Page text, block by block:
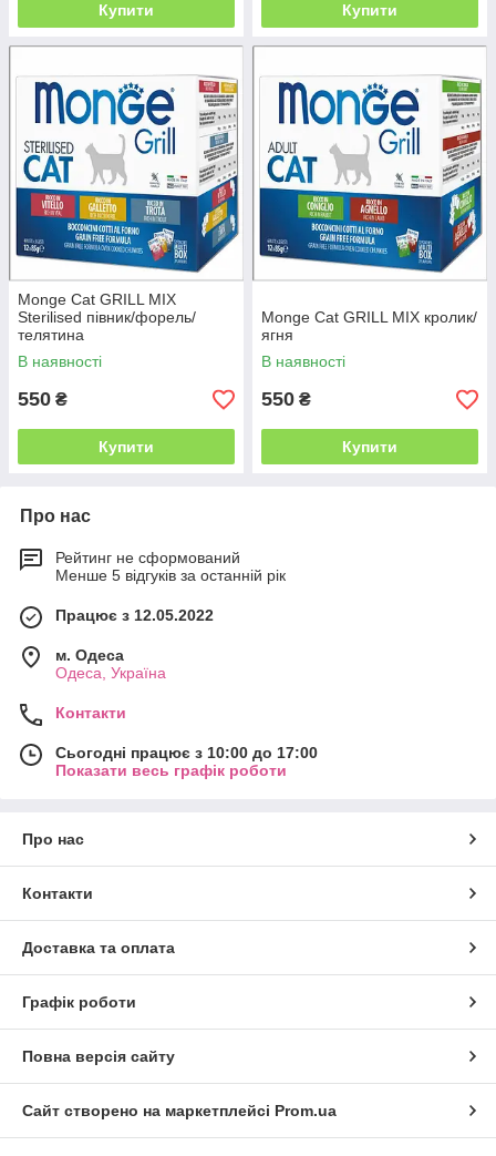
Купити Купити
Monge Cat GRILL MIX
Sterilised півник/форель/
телятина
В наявності
550 ₴
Купити
Monge Cat GRILL MIX кролик/
ягня
В наявності
550 ₴
Купити
Про нас
Рейтинг не сформований
Менше 5 відгуків за останній рік
Працює з 12.05.2022
м. Одеса
Одеса, Україна
Контакти
Сьогодні працює з 10:00 до 17:00
Показати весь графік роботи
Про нас
Контакти
Доставка та оплата
Графік роботи
Повна версія сайту
Сайт створено на маркетплейсі Prom.ua